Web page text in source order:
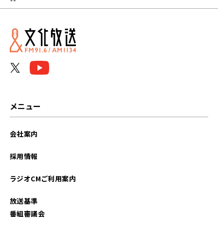
2026年07月
2026年06月
メニュー
会社案内
採用情報
ラジオCMご利用案内
放送基準
番組審議会